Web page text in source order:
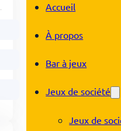
Accueil
À propos
Bar à jeux
Jeux de société
Jeux de